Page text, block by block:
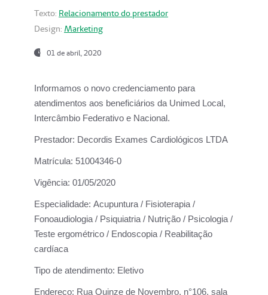
Texto: Relacionamento do prestador
Design: Marketing
01 de abril, 2020
Informamos o novo credenciamento para
atendimentos aos beneficiários da Unimed Local,
Intercâmbio Federativo e Nacional.
Prestador: Decordis Exames Cardiológicos LTDA
Matrícula: 51004346-0
Vigência: 01/05/2020
Especialidade: Acupuntura / Fisioterapia /
Fonoaudiologia / Psiquiatria / Nutrição / Psicologia /
Teste ergométrico / Endoscopia / Reabilitação
cardíaca
Tipo de atendimento: Eletivo
Endereço: Rua Quinze de Novembro, n°106, sala